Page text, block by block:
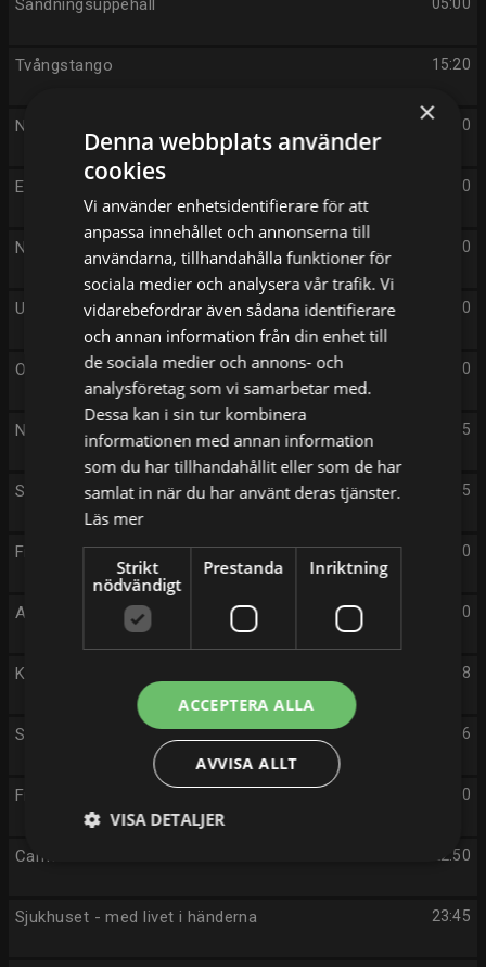
Sändningsuppehåll
15:20
Tvångstango
15:50
Norges tuffaste
16:30
Engelska Antikrundan
17:30
Nyhetstecken
17:40
Uutiset
17:50
Oddasat
17:55
När jazzlegenderna kom till Sverige
18:25
Simning: EM
20:00
Friidrotts-EM
21:00
Aktuellt
21:38
Kulturnyheterna
21:46
Sportnytt
22:00
Friidrotts-EM
22:50
Carmen curlers
23:45
Sjukhuset - med livet i händerna
×
Denna webbplats använder
cookies
Vi använder enhetsidentifierare för att
anpassa innehållet och annonserna till
användarna, tillhandahålla funktioner för
sociala medier och analysera vår trafik. Vi
vidarebefordrar även sådana identifierare
och annan information från din enhet till
de sociala medier och annons- och
analysföretag som vi samarbetar med.
Dessa kan i sin tur kombinera
informationen med annan information
som du har tillhandahållit eller som de har
samlat in när du har använt deras tjänster.
Läs mer
Strikt
nödvändigt
Prestanda Inriktning
ACCEPTERA ALLA
AVVISA ALLT
VISA DETALJER